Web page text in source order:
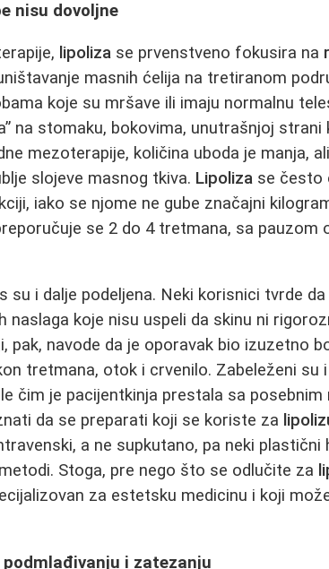
nisu dovoljne
lipoliza se prvenstveno fokusira na
masnih ćelija na tretiranom
koje su mršave ili imaju normalnu
na stomaku, bokovima, unutrašnjoj strani
mezoterapije, količina uboda je manja,
slojeve masnog tkiva. Lipoliza se često
iako se njome ne gube značajni
se 2 do 4 tretmana, sa pauzom
su i dalje podeljena. Neki korisnici tvrde
naslaga koje nisu uspeli da skinu ni
pak, navode da je oporavak bio izuzetno
tretmana, otok i crvenilo. Zabeleženi su
čim je pacijentkinja prestala sa posebnim
da se preparati koji se koriste za
a ne supkutano, pa neki plastični
Stoga, pre nego što se odlučite za
za estetsku medicinu i koji
i zatezanju